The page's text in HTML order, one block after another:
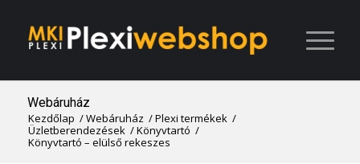
Webáruház
Kezdőlap /Webáruház /Plexi termékek /
Üzletberendezések /Könyvtartó /
Könyvtartó – elülső rekeszes